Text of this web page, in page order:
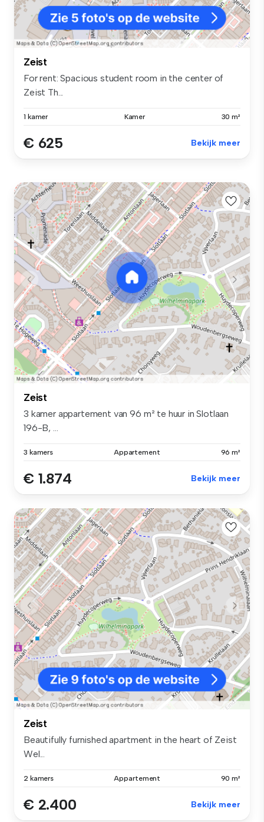
Zeist
For rent: Spacious student room in the center of
Zeist Th...
1 kamer Kamer 30 m²
€ 625 Bekijk meer
Zeist
3 kamer appartement van 96 m² te huur in Slotlaan
196-B, ...
3 kamers Appartement 96 m²
€ 1.874 Bekijk meer
Zeist
Beautifully furnished apartment in the heart of Zeist
Wel...
2 kamers Appartement 90 m²
€ 2.400 Bekijk meer